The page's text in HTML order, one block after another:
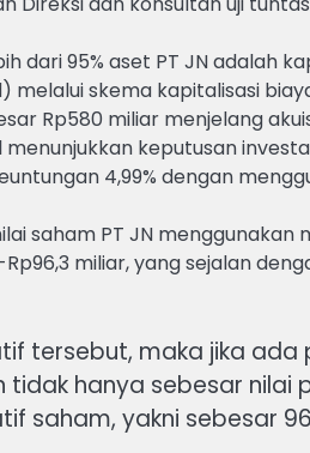
dari 95% aset PT JN adalah
skema kapitalisasi
Rp580 miliar menjelang
menunjukkan keputusan
4,99% dengan
saham PT JN
miliar, yang sejalan
tersebut, maka jika
tidak hanya sebesar
saham, yakni sebesar